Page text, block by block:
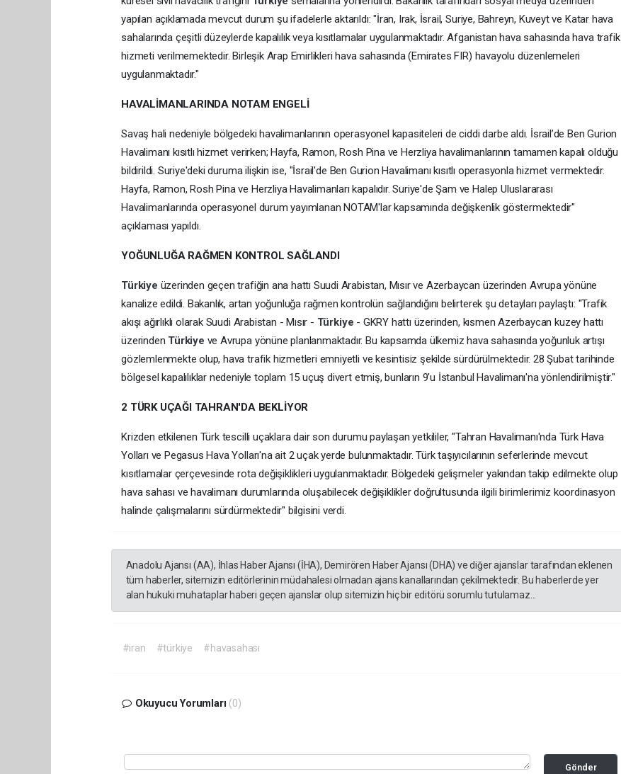
yapılan açıklamada mevcut durum şu ifadelerle aktarıldı: "İran, Irak, İsrail, Suriye, Bahreyn, Kuveyt ve Katar hava
sahalarında çeşitli düzeylerde kapalılık veya kısıtlamalar uygulanmaktadır. Afganistan hava sahasında hava trafik
hizmeti verilmemektedir. Birleşik Arap Emirlikleri hava sahasında (Emirates FIR) havayolu düzenlemeleri
uygulanmaktadır."
HAVALİMANLARINDA NOTAM ENGELİ
Savaş hali nedeniyle bölgedeki havalimanlarının operasyonel kapasiteleri de ciddi darbe aldı. İsrail’de Ben Gurion
Havalimanı kısıtlı hizmet verirken; Hayfa, Ramon, Rosh Pina ve Herzliya havalimanlarının tamamen kapalı olduğu
bildirildi. Suriye'deki duruma ilişkin ise, "İsrail'de Ben Gurion Havalimanı kısıtlı operasyonla hizmet vermektedir.
Hayfa, Ramon, Rosh Pina ve Herzliya Havalimanları kapalıdır. Suriye'de Şam ve Halep Uluslararası
Havalimanlarında operasyonel durum yayımlanan NOTAM'lar kapsamında değişkenlik göstermektedir"
açıklaması yapıldı.
YOĞUNLUĞA RAĞMEN KONTROL SAĞLANDI
Türkiye üzerinden geçen trafiğin ana hattı Suudi Arabistan, Mısır ve Azerbaycan üzerinden Avrupa yönüne
kanalize edildi. Bakanlık, artan yoğunluğa rağmen kontrolün sağlandığını belirterek şu detayları paylaştı: "Trafik
akışı ağırlıklı olarak Suudi Arabistan - Mısır - Türkiye - GKRY hattı üzerinden, kısmen Azerbaycan kuzey hattı
üzerinden Türkiye ve Avrupa yönüne planlanmaktadır. Bu kapsamda ülkemiz hava sahasında yoğunluk artışı
gözlemlenmekte olup, hava trafik hizmetleri emniyetli ve kesintisiz şekilde sürdürülmektedir. 28 Şubat tarihinde
bölgesel kapalılıklar nedeniyle toplam 15 uçuş divert etmiş, bunların 9'u İstanbul Havalimanı'na yönlendirilmiştir."
2 TÜRK UÇAĞI TAHRAN'DA BEKLİYOR
Krizden etkilenen Türk tescilli uçaklara dair son durumu paylaşan yetkililer, "Tahran Havalimanı'nda Türk Hava
Yolları ve Pegasus Hava Yolları'na ait 2 uçak yerde bulunmaktadır. Türk taşıyıcılarının seferlerinde mevcut
kısıtlamalar çerçevesinde rota değişiklikleri uygulanmaktadır. Bölgedeki gelişmeler yakından takip edilmekte olup
hava sahası ve havalimanı durumlarında oluşabilecek değişiklikler doğrultusunda ilgili birimlerimiz koordinasyon
halinde çalışmalarını sürdürmektedir" bilgisini verdi.
Anadolu Ajansı (AA), İhlas Haber Ajansı (İHA), Demirören Haber Ajansı (DHA) ve diğer ajanslar tarafından eklenen
tüm haberler, sitemizin editörlerinin müdahalesi olmadan ajans kanallarından çekilmektedir. Bu haberlerde yer
alan hukuki muhataplar haberi geçen ajanslar olup sitemizin hiç bir editörü sorumlu tutulamaz...
#iran #türkiye #havasahası
Okuyucu Yorumları (0)
Gönder